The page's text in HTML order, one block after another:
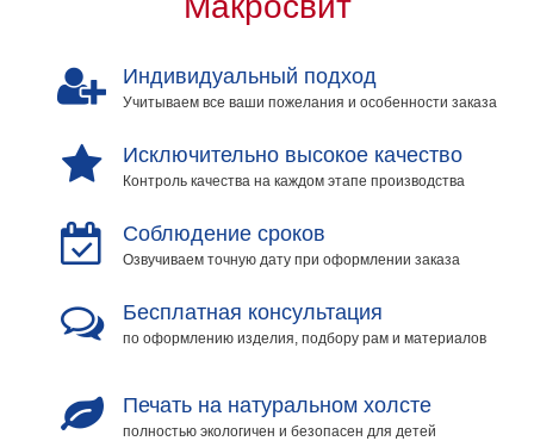
Индивидуальный подход
Учитываем все ваши пожелания и особенности заказа
Исключительно высокое качество
Контроль качества на каждом этапе производства
Соблюдение сроков
Озвучиваем точную дату при оформлении заказа
Бесплатная консультация
по оформлению изделия, подбору рам и материалов
Печать на натуральном холсте
полностью экологичен и безопасен для детей